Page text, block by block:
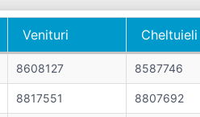
Venituri
Cheltuieli
Venituri
Cheltuieli
8608127 8587746
8817551 8807692